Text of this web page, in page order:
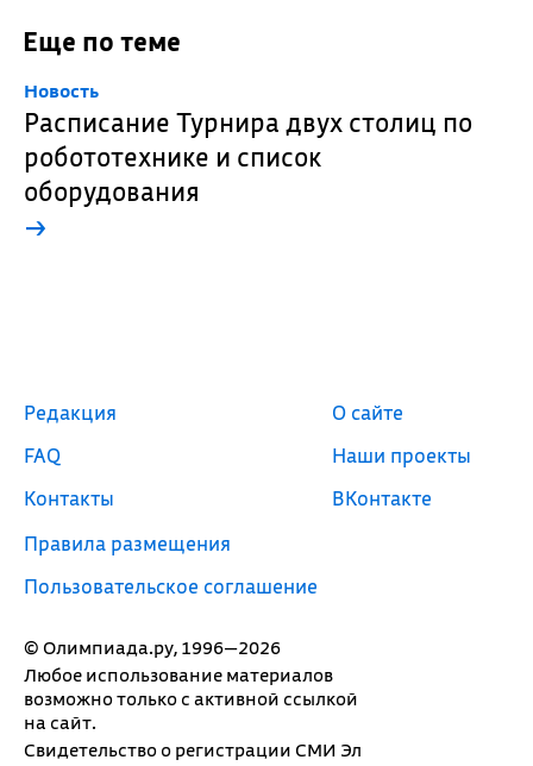
Еще по теме
Новость
Расписание Турнира двух столиц по
робототехнике и список
оборудования
→
© Олимпиада.ру, 1996—2026
Любое использование материалов
возможно только с активной ссылкой
на сайт.
Свидетельство о регистрации СМИ Эл
Редакция
FAQ
Контакты
Правила размещения
Пользовательское соглашение
О сайте
Наши проекты
ВКонтакте